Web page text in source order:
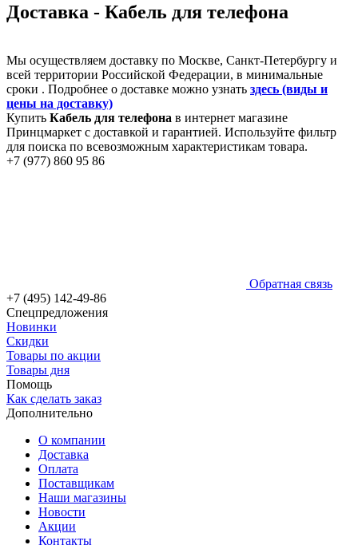
Доставка - Кабель для телефона
Мы осуществляем доставку по Москве, Санкт-Петербургу и
всей территории Российской Федерации, в минимальные
сроки . Подробнее о доставке можно узнать здесь (виды и
цены на доставку)
Купить Кабель для телефона в интернет магазине
Принцмаркет с доставкой и гарантией. Используйте фильтр
для поиска по всевозможным характеристикам товара.
+7 (977) 860 95 86
Обратная связь
+7 (495) 142-49-86
Спецпредложения
Новинки
Скидки
Товары по акции
Товары дня
Помощь
Как сделать заказ
Дополнительно
О компании
Доставка
Оплата
Поставщикам
Наши магазины
Новости
Акции
Контакты